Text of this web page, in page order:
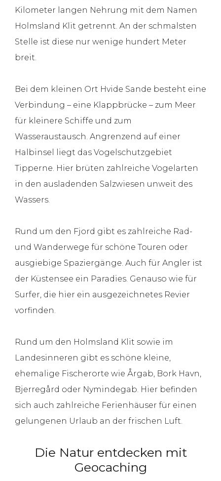
Kilometer langen Nehrung mit dem Namen
Holmsland Klit getrennt. An der schmalsten
Stelle ist diese nur wenige hundert Meter
breit.
Bei dem kleinen Ort Hvide Sande besteht eine
Verbindung – eine Klappbrücke – zum Meer
für kleinere Schiffe und zum
Wasseraustausch. Angrenzend auf einer
Halbinsel liegt das Vogelschutzgebiet
Tipperne. Hier brüten zahlreiche Vogelarten
in den ausladenden Salzwiesen unweit des
Wassers.
Rund um den Fjord gibt es zahlreiche Rad-
und Wanderwege für schöne Touren oder
ausgiebige Spaziergänge. Auch für Angler ist
der Küstensee ein Paradies. Genauso wie für
Surfer, die hier ein ausgezeichnetes Revier
vorfinden.
Rund um den Holmsland Klit sowie im
Landesinneren gibt es schöne kleine,
ehemalige Fischerorte wie Årgab, Bork Havn,
Bjerregård oder Nymindegab. Hier befinden
sich auch zahlreiche Ferienhäuser für einen
gelungenen Urlaub an der frischen Luft.
Die Natur entdecken mit
Geocaching